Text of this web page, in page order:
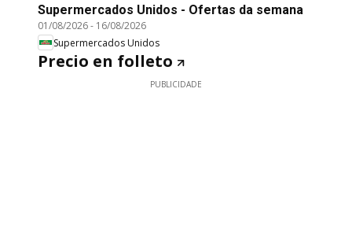
Supermercados Unidos - Ofertas da semana
01/08/2026- 16/08/2026
Supermercados Unidos
Precio en folleto
PUBLICIDADE